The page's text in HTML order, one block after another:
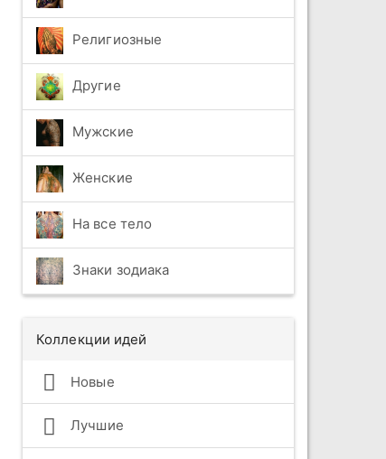
Религиозные
Другие
Мужские
Женские
На все тело
Знаки зодиака
Коллекции идей
Новые
Лучшие